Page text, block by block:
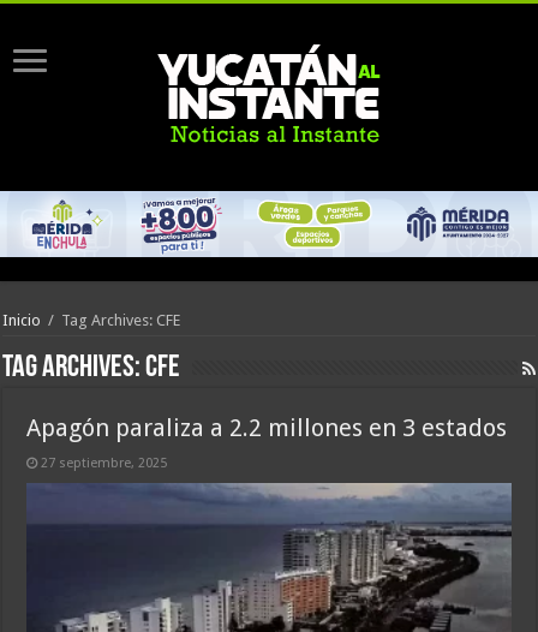
Inicio / Tag Archives: CFE
Tag Archives:CFE
Apagón paraliza a 2.2 millones en 3 estados
27 septiembre, 2025